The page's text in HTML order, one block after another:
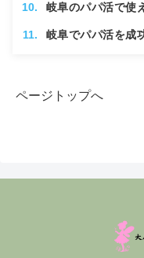
岐阜のパパ活で使
岐阜でパパ活を成
岐阜のパパ活女子
ページトップへ